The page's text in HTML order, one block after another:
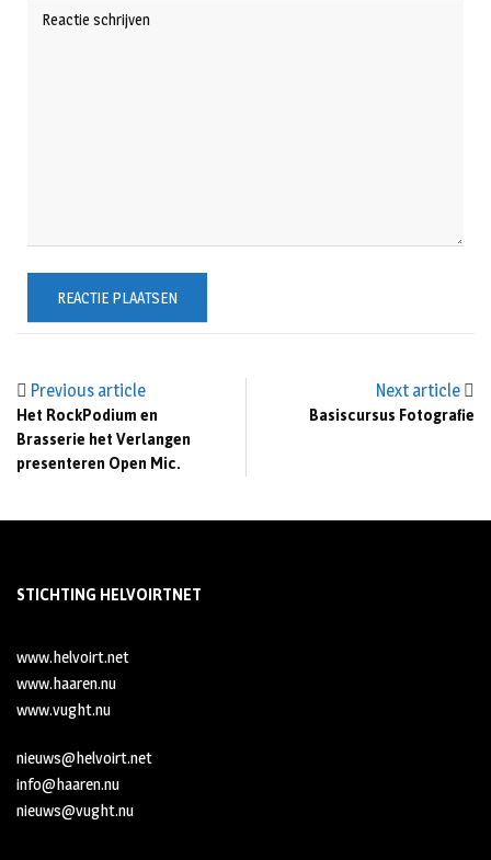
Previous article
Het RockPodium en
Brasserie het Verlangen
presenteren Open Mic.
Next article
Basiscursus Fotografie
STICHTING HELVOIRTNET
www.helvoirt.net
www.haaren.nu
www.vught.nu
nieuws@helvoirt.net
info@haaren.nu
nieuws@vught.nu